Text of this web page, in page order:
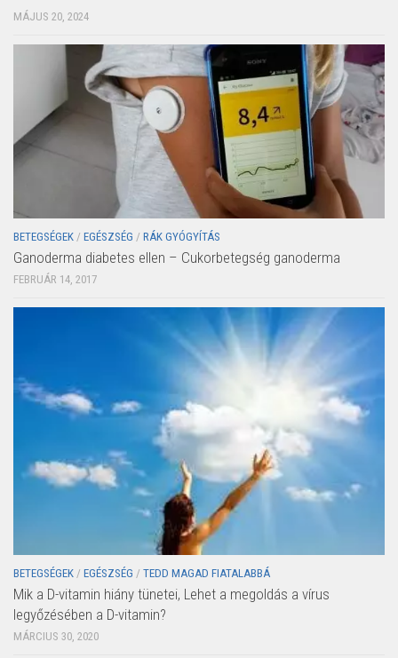
MÁJUS 20, 2024
BETEGSÉGEK / EGÉSZSÉG / RÁK GYÓGYÍTÁS
Ganoderma diabetes ellen – Cukorbetegség ganoderma
FEBRUÁR 14, 2017
BETEGSÉGEK / EGÉSZSÉG / TEDD MAGAD FIATALABBÁ
Mik a D-vitamin hiány tünetei, Lehet a megoldás a vírus
legyőzésében a D-vitamin?
MÁRCIUS 30, 2020